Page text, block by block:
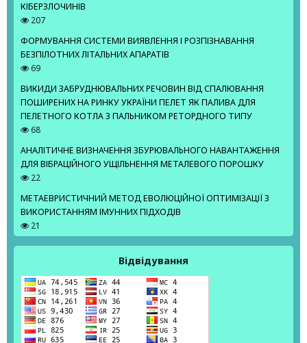
КІБЕРЗЛОЧИНІВ
207
ФОРМУВАННЯ СИСТЕМИ ВИЯВЛЕННЯ І РОЗПІЗНАВАННЯ
БЕЗПІЛОТНИХ ЛІТАЛЬНИХ АПАРАТІВ
69
ВИКИДИ ЗАБРУДНЮВАЛЬНИХ РЕЧОВИН ВІД СПАЛЮВАННЯ
ПОШИРЕНИХ НА РИНКУ УКРАЇНИ ПЕЛЕТ ЯК ПАЛИВА ДЛЯ
ПЕЛЕТНОГО КОТЛА З ПАЛЬНИКОМ РЕТОРДНОГО ТИПУ
68
АНАЛІТИЧНЕ ВИЗНАЧЕННЯ ЗБУРЮВАЛЬНОГО НАВАНТАЖЕННЯ
ДЛЯ ВІБРАЦІЙНОГО УЩІЛЬНЕННЯ МЕТАЛЕВОГО ПОРОШКУ
22
МЕТАЕВРИСТИЧНИЙ МЕТОД ЕВОЛЮЦІЙНОЇ ОПТИМІЗАЦІЇ З
ВИКОРИСТАННЯМ ІМУННИХ ПІДХОДІВ
21
Відвідування